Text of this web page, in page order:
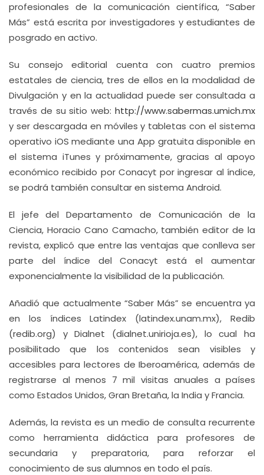
profesionales de la comunicación científica, “Saber
Más” está escrita por investigadores y estudiantes de
posgrado en activo.
Su consejo editorial cuenta con cuatro premios
estatales de ciencia, tres de ellos en la modalidad de
Divulgación y en la actualidad puede ser consultada a
través de su sitio web: http://www.sabermas.umich.mx
y ser descargada en móviles y tabletas con el sistema
operativo iOS mediante una App gratuita disponible en
el sistema iTunes y próximamente, gracias al apoyo
económico recibido por Conacyt por ingresar al índice,
se podrá también consultar en sistema Android.
El jefe del Departamento de Comunicación de la
Ciencia, Horacio Cano Camacho, también editor de la
revista, explicó que entre las ventajas que conlleva ser
parte del índice del Conacyt está el aumentar
exponencialmente la visibilidad de la publicación.
Añadió que actualmente “Saber Más” se encuentra ya
en los índices Latindex (latindex.unam.mx), Redib
(redib.org) y Dialnet (dialnet.unirioja.es), lo cual ha
posibilitado que los contenidos sean visibles y
accesibles para lectores de Iberoamérica, además de
registrarse al menos 7 mil visitas anuales a países
como Estados Unidos, Gran Bretaña, la India y Francia.
Además, la revista es un medio de consulta recurrente
como herramienta didáctica para profesores de
secundaria y preparatoria, para reforzar el
conocimiento de sus alumnos en todo el país.